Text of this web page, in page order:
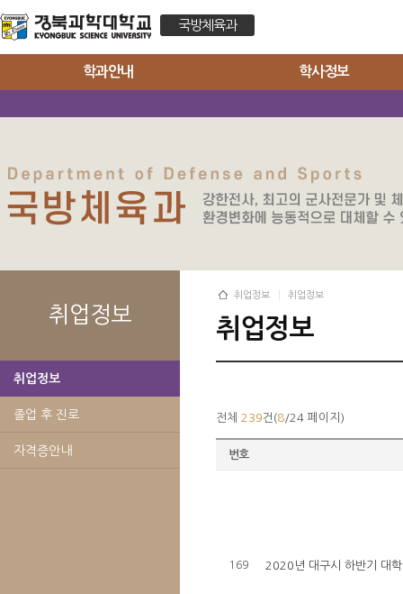
국방체육과
학과안내 학사정보
취업정보
취업정보
졸업 후 진로
자격증안내
취업정보 취업정보
취업정보
전체 239건(8/24 페이지)
번호
169 2020년 대구시 하반기 대